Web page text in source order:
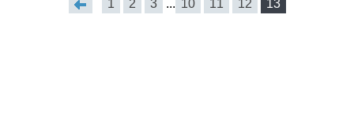
1 2 3 ... 10 11 12 13